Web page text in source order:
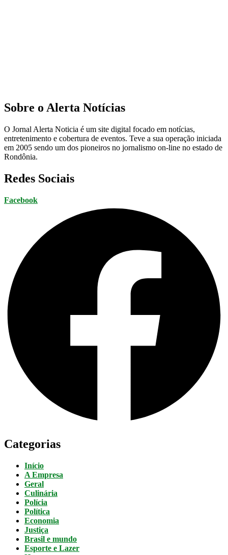
Sobre o Alerta Notícias
O Jornal Alerta Noticia é um site digital focado em notícias,
entretenimento e cobertura de eventos. Teve a sua operação iniciada
em 2005 sendo um dos pioneiros no jornalismo on-line no estado de
Rondônia.
Redes Sociais
Facebook
Categorias
Início
A Empresa
Geral
Culinária
Polícia
Política
Economia
Justiça
Brasil e mundo
Esporte e Lazer